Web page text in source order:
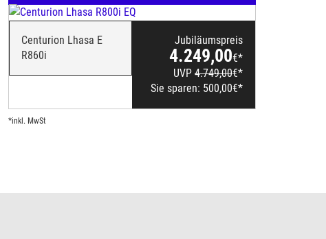
Centurion Lhasa E
R860i
Jubiläumspreis
4.249,00€*
UVP 4.749,00€*
Sie sparen: 500,00€*
*inkl. MwSt